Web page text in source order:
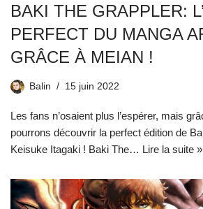
BAKI THE GRAPPLER:
PERFECT DU MANGA
GRÂCE À MEIAN !
Balin 15 juin 2022
Les fans n’osaient plus l’espérer, mais
pourrons découvrir la perfect édition de
Keisuke Itagaki ! Baki The… Lire la suite »